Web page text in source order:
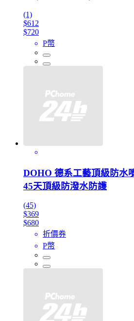
(1)
$612
$720
P幣
DOHO 德系工藝頂級防水
45天頂級防潑水防護
(45)
$369
$680
折價券
P幣